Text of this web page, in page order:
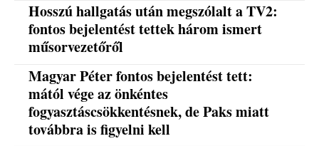
Hosszú hallgatás után megszólalt a TV2:
fontos bejelentést tettek három ismert
műsorvezetőről
Magyar Péter fontos bejelentést tett:
mától vége az önkéntes
fogyasztáscsökkentésnek, de Paks miatt
továbbra is figyelni kell